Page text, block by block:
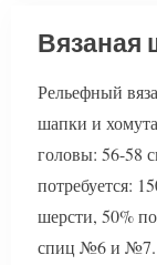
Вязаная
Рельефный
шапки и
головы: 56-58
потребуется:
шерсти, 50%
спиц №6 и №7.